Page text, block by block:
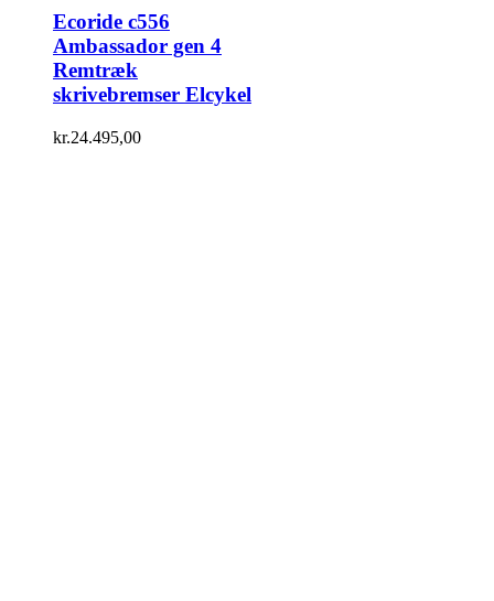
Ecoride c556
Ambassador gen 4
Remtræk
skrivebremser Elcykel
kr.24.495,00